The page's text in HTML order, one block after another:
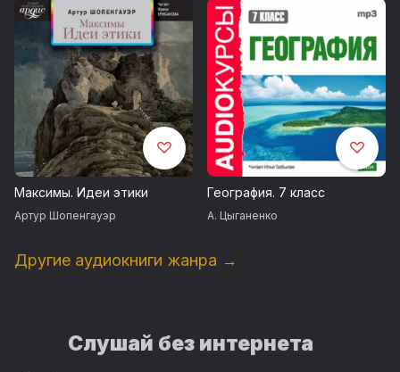
Максимы. Идеи этики
Артур Шопенгауэр
География. 7 класс
А. Цыганенко
Другие аудиокниги жанра →
Слушай без интернета